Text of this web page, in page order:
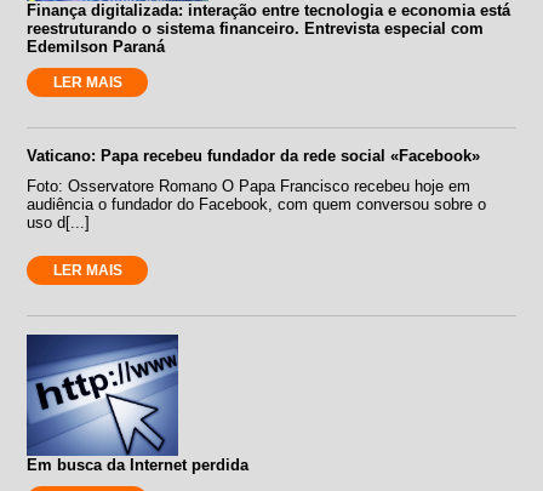
Finança digitalizada: interação entre tecnologia e economia está
reestruturando o sistema financeiro. Entrevista especial com
Edemilson Paraná
LER MAIS
Vaticano: Papa recebeu fundador da rede social «Facebook»
Foto: Osservatore Romano O Papa Francisco recebeu hoje em
audiência o fundador do Facebook, com quem conversou sobre o
uso d[...]
LER MAIS
Em busca da Internet perdida